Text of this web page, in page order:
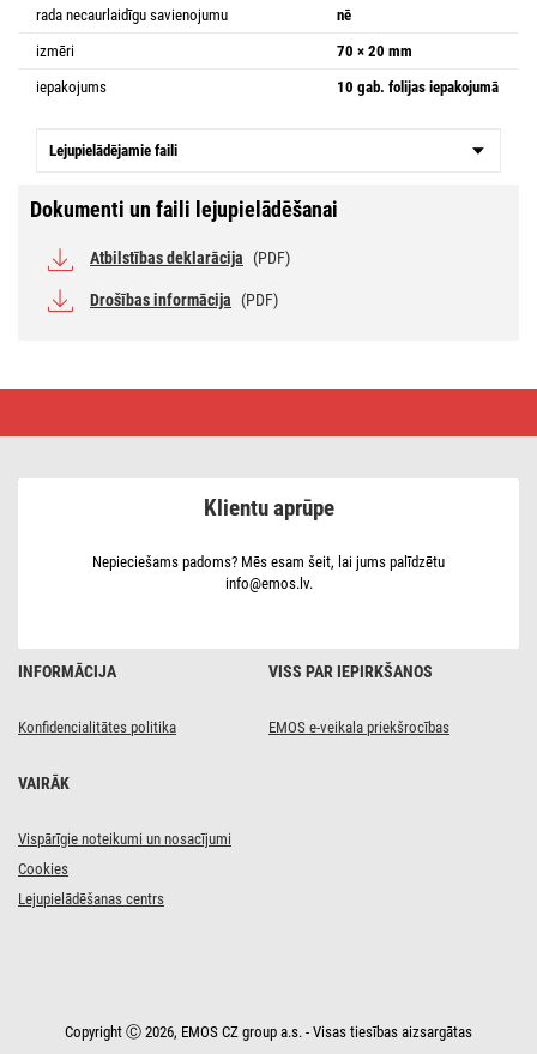
rada necaurlaidīgu savienojumu
nē
izmēri
70 × 20 mm
iepakojums
10 gab. folijas iepakojumā
Lejupielādējamie faili
Dokumenti un faili lejupielādēšanai
Atbilstības deklarācija (PDF)
Drošības informācija (PDF)
lente,
INFORMĀCIJA
Konfidencialitātes politika
VISS PAR IEPIRKŠANOS
EMOS e-veikala priekšrocības
VAIRĀK
Vispārīgie noteikumi un nosacījumi
Cookies
Lejupielādēšanas centrs
Klientu aprūpe
Nepieciešams padoms? Mēs esam šeit, lai jums palīdzētu
info@emos.lv.
Copyright Ⓒ 2026, EMOS CZ group a.s. - Visas tiesības aizsargātas